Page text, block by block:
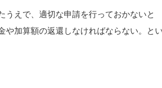
うえで、適切な申請を行っておかないと
加算額の返還しなければならない。と